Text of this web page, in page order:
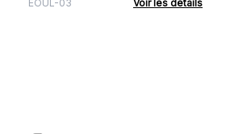
EOUL-03 Voir les détails